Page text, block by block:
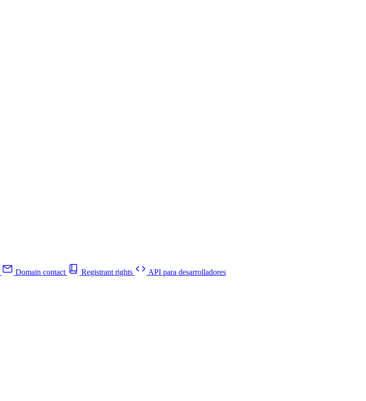
Domain contact Registrant rights API para desarrolladores